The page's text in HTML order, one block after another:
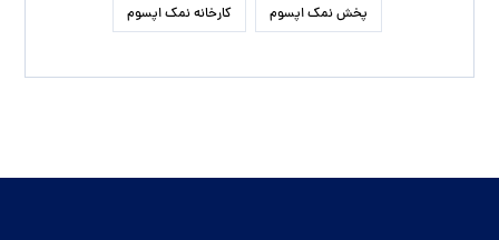
پخش نمک اپسوم کارخانه نمک اپسوم